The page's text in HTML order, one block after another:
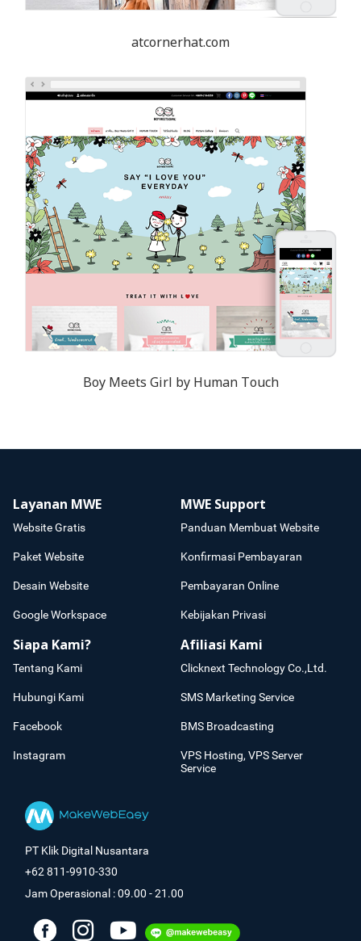
atcornerhat.com
Boy Meets Girl by Human Touch
Layanan MWE
Website Gratis
Paket Website
Desain Website
Google Workspace
MWE Support
Panduan Membuat Website
Konfirmasi Pembayaran
Pembayaran Online
Kebijakan Privasi
Siapa Kami?
Tentang Kami
Hubungi Kami
Facebook
Instagram
Afiliasi Kami
Clicknext Technology Co.,Ltd.
SMS Marketing Service
BMS Broadcasting
VPS Hosting, VPS Server
Service
PT Klik Digital Nusantara
+62 811-9910-330
Jam Operasional : 09.00 - 21.00